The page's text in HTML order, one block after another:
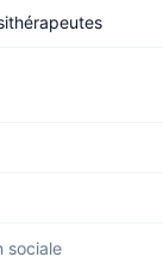
sociale